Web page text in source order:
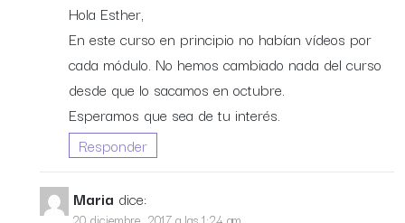
Hola Esther,
En este curso en principio no habían vídeos por
cada módulo. No hemos cambiado nada del curso
desde que lo sacamos en octubre.
Esperamos que sea de tu interés.
Responder
Maria dice: